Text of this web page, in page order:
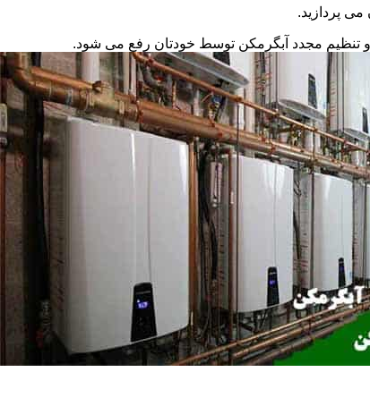
پردازید.
تنظیم مجدد آبگرمکن توسط خودتان رفع می شود.